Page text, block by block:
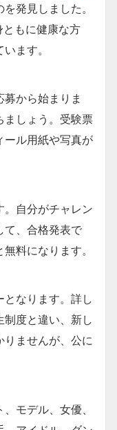
発見しました。
もに健康な方
ます。
から始まりま
ましょう。受験票
ール用紙や写真が
。自分がチャレン
て、合格発表で
料になります。
なります。詳し
制度と違い、新し
ませんが、公に
モデル、女優、